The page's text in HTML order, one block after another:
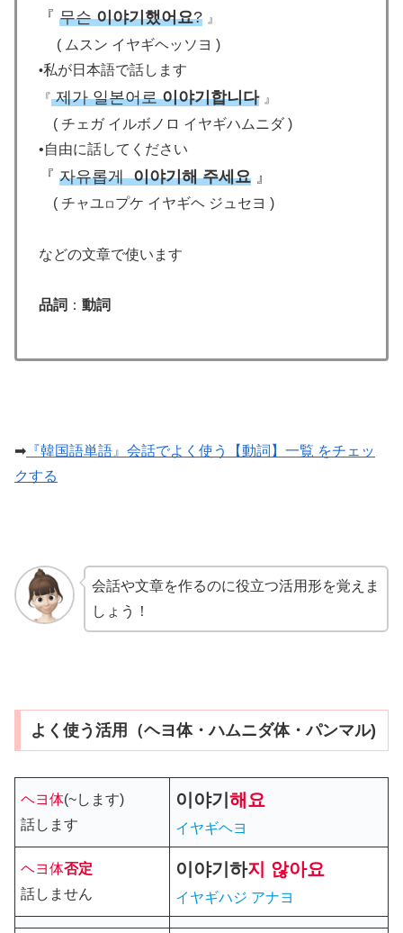
『 무슨이야기했어요? 』
( ムスン イヤギヘッソヨ )
•私が日本語で話します
『제가 일본어로이야기합니다 』
( チェガ イルボノロ イヤギハムニダ)
•自由に話してください
『 자유롭게이야기해주세요 』
( チャユ ロ プケ イヤギヘ ジュセヨ )
などの文章で使います
品詞 ： 動詞
➡ 『韓国語単語』会話でよく使う【動詞】一覧 をチェッ
クする
会話や文章を作るのに役立つ活用形を覚えま
しょう！
よく使う活用（ヘヨ体・ハムニダ体・パンマル)
ヘヨ体(~します)
話します
이야기해요
イヤギヘヨ
ヘヨ体否定
話しません
이야기하지 않아요
イヤギハジ アナヨ